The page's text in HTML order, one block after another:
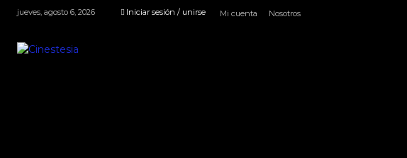
jueves, agosto 6, 2026 Iniciar sesión / unirse Mi cuenta Nosotros